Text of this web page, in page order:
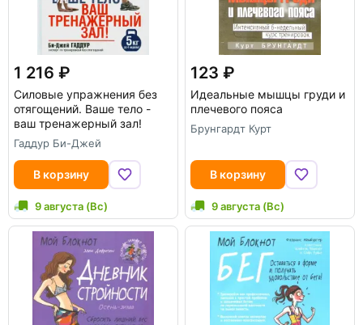
1 216
Силовые упражнения без
отягощений. Ваше тело -
ваш тренажерный зал!
Гаддур Би-Джей
В корзину
9 августа (Вс)
123
Идеальные мышцы груди и
плечевого пояса
Брунгардт Курт
В корзину
9 августа (Вс)